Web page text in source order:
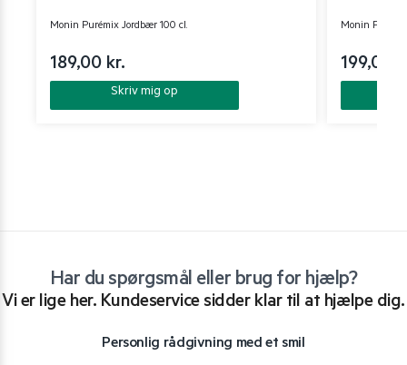
Monin Purémix Jordbær 100 cl.
189,00 kr.
Skriv mig op
Monin
199,00
Har du spørgsmål eller brug for hjælp?
Vi er lige her. Kundeservice sidder klar til at hjælpe dig.
Personlig rådgivning med et smil